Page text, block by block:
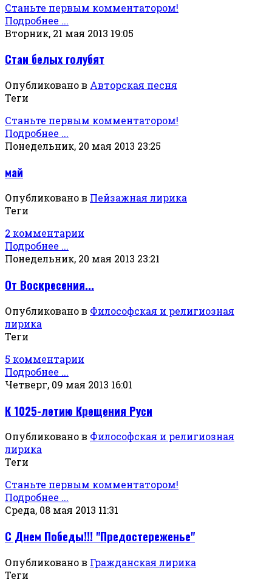
Станьте первым комментатором!
Подробнее ...
Вторник, 21 мая 2013 19:05
Стаи белых голубят
Опубликовано в Авторская песня
Теги
Станьте первым комментатором!
Подробнее ...
Понедельник, 20 мая 2013 23:25
май
Опубликовано в Пейзажная лирика
Теги
2 комментарии
Подробнее ...
Понедельник, 20 мая 2013 23:21
От Воскресения...
Опубликовано в Философская и религиозная
лирика
Теги
5 комментарии
Подробнее ...
Четверг, 09 мая 2013 16:01
К 1025-летию Крещения Руси
Опубликовано в Философская и религиозная
лирика
Теги
Станьте первым комментатором!
Подробнее ...
Среда, 08 мая 2013 11:31
С Днем Победы!!! "Предостереженье"
Опубликовано в Гражданская лирика
Теги